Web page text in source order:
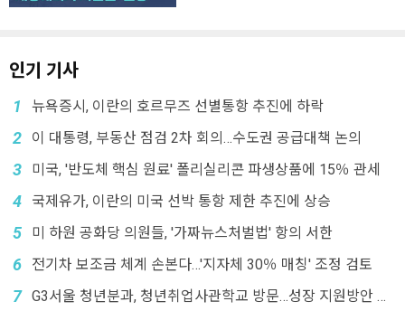
인기 기사
1 뉴욕증시, 이란의 호르무즈 선별통항 추진에 하락
2 이 대통령, 부동산 점검 2차 회의…수도권 공급대책 논의
3 미국, '반도체 핵심 원료' 폴리실리콘 파생상품에 15％ 관세
4 국제유가, 이란의 미국 선박 통항 제한 추진에 상승
5 미 하원 공화당 의원들, '가짜뉴스처벌법' 항의 서한
6 전기차 보조금 체계 손본다…'지자체 30％ 매칭' 조정 검토
7
G3서울 청년분과, 청년취업사관학교 방문…성장 지원방안 논